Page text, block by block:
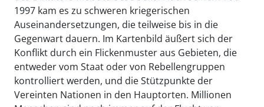
1997 kam es zu schweren kriegerischen
Auseinandersetzungen, die teilweise bis in die
Gegenwart dauern. Im Kartenbild äußert sich der
Konflikt durch ein Flickenmuster aus Gebieten, die
entweder vom Staat oder von Rebellengruppen
kontrolliert werden, und die Stützpunkte der
Vereinten Nationen in den Hauptorten. Millionen